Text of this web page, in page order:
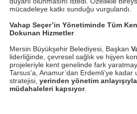
mücadeleye katkı sunduğu vurgulandı.
Vahap Seçer’in Yönetiminde Tüm
Dokunan Hizmetler
Mersin Büyükşehir Belediyesi, Başkan
liderliğinde, çevresel sağlık ve hijyen
projeleriyle kent genelinde fark
Tarsus’a, Anamur’dan Erdemli’ye
stratejisi, yerinden yönetim
müdahaleleri kapsıyor.